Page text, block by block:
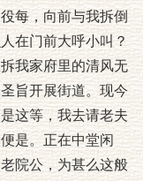
每，向前与我拆倒
在门前大呼小叫？
我家府里的清风无
旨开展街道。现今
这等，我去请老夫
是。正在中堂闲
院公，为甚么这般